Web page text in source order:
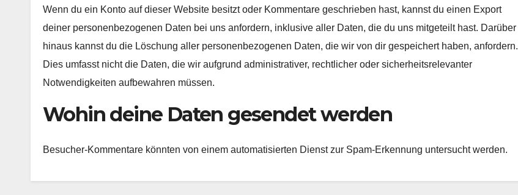
Wenn du ein Konto auf dieser Website besitzt oder Kommentare geschrieben hast, kannst du einen Export
deiner personenbezogenen Daten bei uns anfordern, inklusive aller Daten, die du uns mitgeteilt hast. Darüber
hinaus kannst du die Löschung aller personenbezogenen Daten, die wir von dir gespeichert haben, anfordern.
Dies umfasst nicht die Daten, die wir aufgrund administrativer, rechtlicher oder sicherheitsrelevanter
Notwendigkeiten aufbewahren müssen.
Wohin deine Daten gesendet werden
Besucher-Kommentare könnten von einem automatisierten Dienst zur Spam-Erkennung untersucht werden.